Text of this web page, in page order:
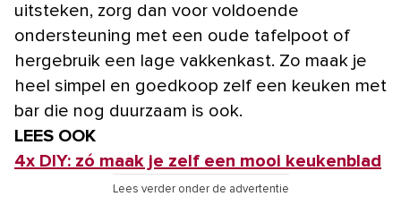
uitsteken, zorg dan voor voldoende
ondersteuning met een oude tafelpoot of
hergebruik een lage vakkenkast. Zo maak je
heel simpel en goedkoop zelf een keuken met
bar die nog duurzaam is ook.
LEES OOK
4x DIY: zó maak je zelf een mooi keukenblad
Lees verder onder de advertentie